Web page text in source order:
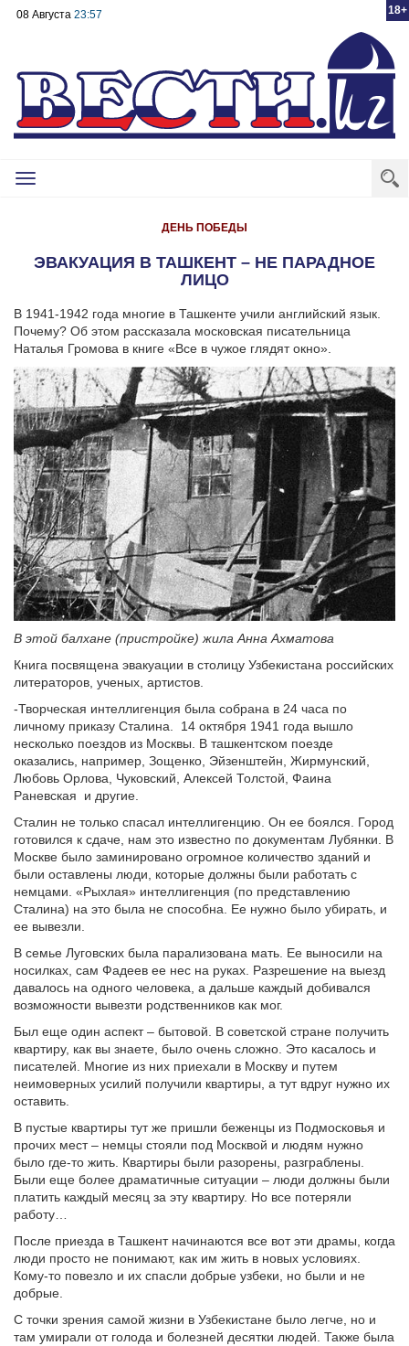
18+
08 Августа 23:57
Toggle
ДЕНЬ ПОБЕДЫ
ЭВАКУАЦИЯ В ТАШКЕНТ – НЕ ПАРАДНОЕ
ЛИЦО
В 1941-1942 года многие в Ташкенте учили английский язык.
Почему? Об этом рассказала московская писательница
Наталья Громова в книге «Все в чужое глядят окно».
В этой балхане (пристройке) жила Анна Ахматова
Книга посвящена эвакуации в столицу Узбекистана российских
литераторов, ученых, артистов.
-Творческая интеллигенция была собрана в 24 часа по
личному приказу Сталина. 14 октября 1941 года вышло
несколько поездов из Москвы. В ташкентском поезде
оказались, например, Зощенко, Эйзенштейн, Жирмунский,
Любовь Орлова, Чуковский, Алексей Толстой, Фаина
Раневская и другие.
Сталин не только спасал интеллигенцию. Он ее боялся. Город
готовился к сдаче, нам это известно по документам Лубянки. В
Москве было заминировано огромное количество зданий и
были оставлены люди, которые должны были работать с
немцами. «Рыхлая» интеллигенция (по представлению
Сталина) на это была не способна. Ее нужно было убирать, и
ее вывезли.
В семье Луговских была парализована мать. Ее выносили на
носилках, сам Фадеев ее нес на руках. Разрешение на выезд
давалось на одного человека, а дальше каждый добивался
возможности вывезти родственников как мог.
Был еще один аспект – бытовой. В советской стране получить
квартиру, как вы знаете, было очень сложно. Это касалось и
писателей. Многие из них приехали в Москву и путем
неимоверных усилий получили квартиры, а тут вдруг нужно их
оставить.
В пустые квартиры тут же пришли беженцы из Подмосковья и
прочих мест – немцы стояли под Москвой и людям нужно
было где-то жить. Квартиры были разорены, разграблены.
Были еще более драматичные ситуации – люди должны были
платить каждый месяц за эту квартиру. Но все потеряли
работу…
После приезда в Ташкент начинаются все вот эти драмы, когда
люди просто не понимают, как им жить в новых условиях.
Кому-то повезло и их спасли добрые узбеки, но были и не
добрые.
С точки зрения самой жизни в Узбекистане было легче, но и
там умирали от голода и болезней десятки людей. Также была